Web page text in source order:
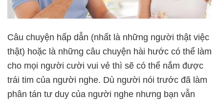
Câu chuyện hấp dẫn (nhất là những người thật việc
thật) hoặc là những câu chuyện hài hước có thể làm
cho mọi người cười vui vẻ thì sẽ có thể nắm được
trái tim của người nghe. Dù người nói trước đã làm
phân tán tư duy của người nghe nhưng bạn vẫn